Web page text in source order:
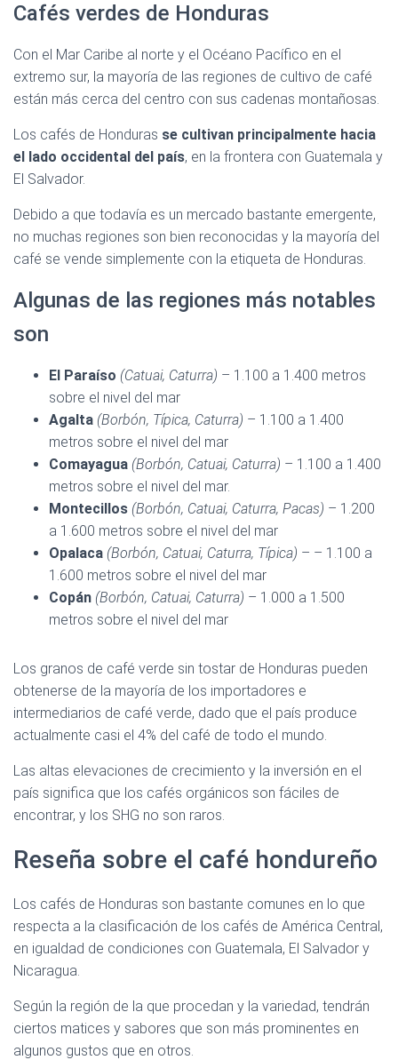
Cafés verdes de Honduras
Con el Mar Caribe al norte y el Océano Pacífico en el
extremo sur, la mayoría de las regiones de cultivo de café
están más cerca del centro con sus cadenas montañosas.
Los cafés de Honduras se cultivan principalmente hacia
el lado occidental del país, en la frontera con Guatemala y
El Salvador.
Debido a que todavía es un mercado bastante emergente,
no muchas regiones son bien reconocidas y la mayoría del
café se vende simplemente con la etiqueta de Honduras.
Algunas de las regiones más notables
son
El Paraíso (Catuai, Caturra) – 1.100 a 1.400 metros
sobre el nivel del mar
Agalta (Borbón, Típica, Caturra) – 1.100 a 1.400
metros sobre el nivel del mar
Comayagua (Borbón, Catuai, Caturra) – 1.100 a 1.400
metros sobre el nivel del mar.
Montecillos (Borbón, Catuai, Caturra, Pacas) – 1.200
a 1.600 metros sobre el nivel del mar
Opalaca (Borbón, Catuai, Caturra, Típica) – – 1.100 a
1.600 metros sobre el nivel del mar
Copán (Borbón, Catuai, Caturra) – 1.000 a 1.500
metros sobre el nivel del mar
Los granos de café verde sin tostar de Honduras pueden
obtenerse de la mayoría de los importadores e
intermediarios de café verde, dado que el país produce
actualmente casi el 4% del café de todo el mundo.
Las altas elevaciones de crecimiento y la inversión en el
país significa que los cafés orgánicos son fáciles de
encontrar, y los SHG no son raros.
Reseña sobre el café hondureño
Los cafés de Honduras son bastante comunes en lo que
respecta a la clasificación de los cafés de América Central,
en igualdad de condiciones con Guatemala, El Salvador y
Nicaragua.
Según la región de la que procedan y la variedad, tendrán
ciertos matices y sabores que son más prominentes en
algunos gustos que en otros.